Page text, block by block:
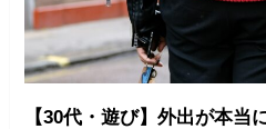
【30代・遊び】外出が本当